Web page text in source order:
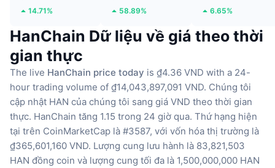
14.71% 58.89% 6.65%
HanChain Dữ liệu về giá theo thời
gian thực
The live HanChain price today is ₫4.36 VND with a 24-
hour trading volume of ₫14,043,897,091 VND. Chúng tôi
cập nhật HAN của chúng tôi sang giá VND theo thời gian
thực. HanChain tăng 1.15 trong 24 giờ qua. Thứ hạng hiện
tại trên CoinMarketCap là #3587, với vốn hóa thị trường là
₫365,601,160 VND. Lượng cung lưu hành là 83,821,503
HAN đồng coin và lượng cung tối đa là 1,500,000,000 HAN